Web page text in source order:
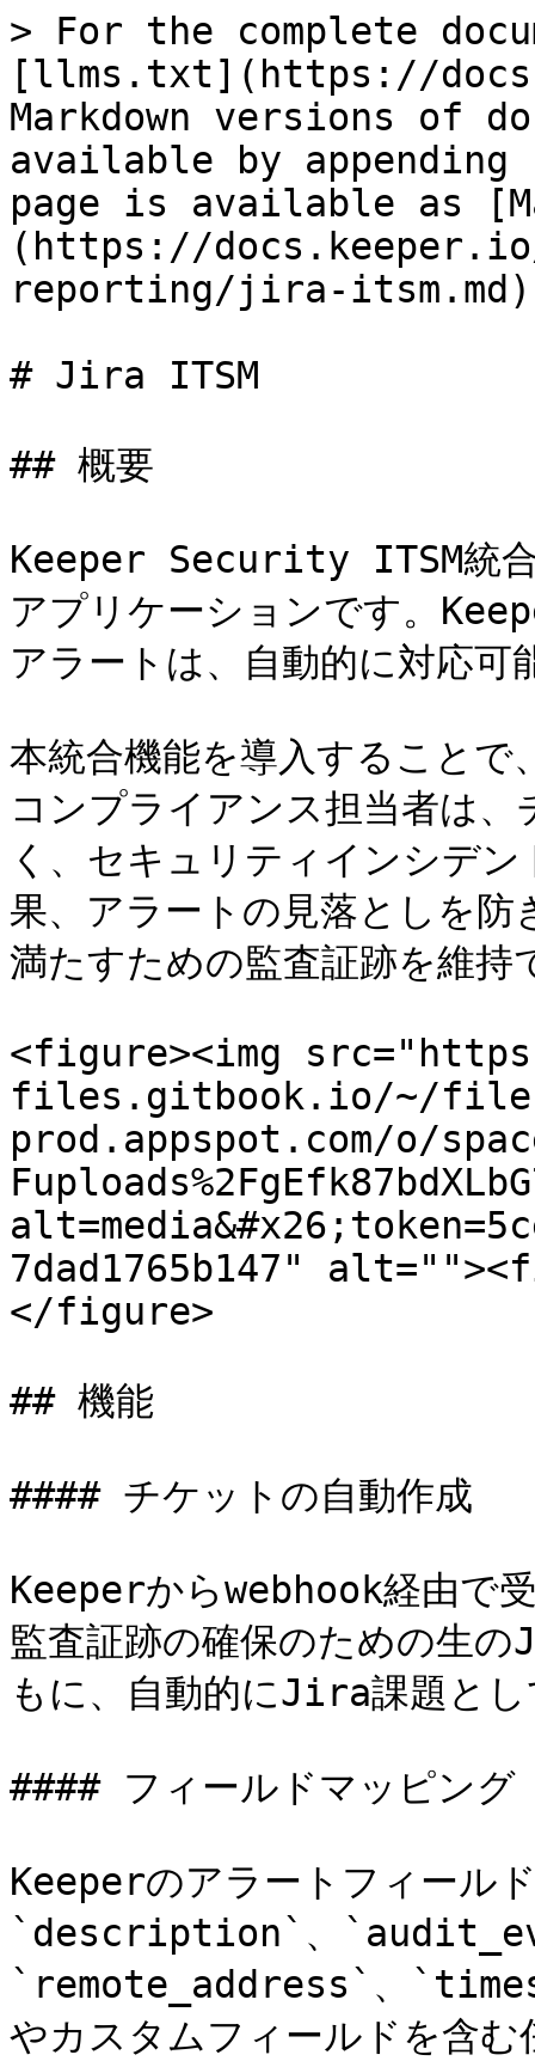
> For the complete
[llms.txt](https://
Markdown versions of
available by
page is available as
(https://
reporting/jira-
# Jira ITSM
## 概要
Keeper Security ITSM統合
アプリケーションです。
アラートは、自動的に対応
本統合機能を導入すること
コンプライアンス担当者は
く、セキュリティインシデ
果、アラートの見落としを
満たすための監査証跡を維持
<figure><img
files.gitbook.io/~/
prod.appspot.com/o/
7dad1765b147"
</figure>
## 機能
#### チケットの自動作成
Keeperからwebhook経由で
監査証跡の確保のための生の
もに、自動的にJira課題とし
#### フィールドマッピング
Keeperのアラートフィー
`description`、
`remote_address`、
やカスタムフィールドを含